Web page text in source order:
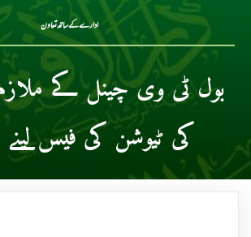
ادارے کے ساتھ تعاون
بول ٹی وی چینل کے
کی ٹیوشن کی فیس